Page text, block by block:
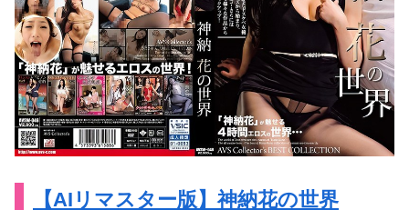
【AIリマスター版】神納花の世界